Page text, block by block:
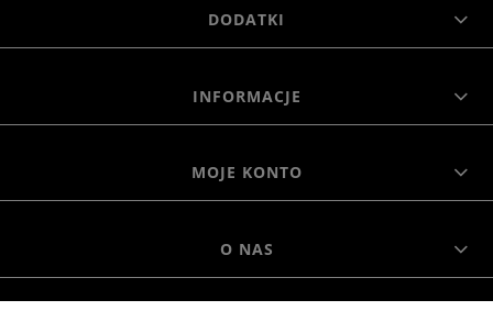
DODATKI
INFORMACJE
MOJE KONTO
O NAS